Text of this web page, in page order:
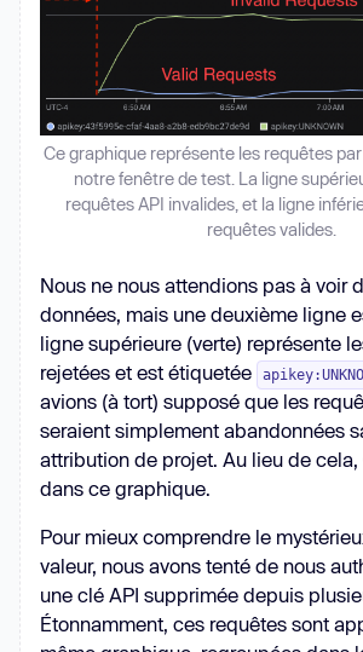
Ce graphique représente les requêtes
notre fenêtre de test. La ligne
requêtes API invalides, et la ligne
requêtes valides.
Nous ne nous attendions pas à voir
données, mais une deuxième ligne
ligne supérieure (verte) représente
rejetées et est étiquetée
avions (à tort) supposé que les
seraient simplement abandonnées
attribution de projet. Au lieu de cela,
dans ce graphique.
Pour mieux comprendre le
valeur, nous avons tenté de nous
une clé API supprimée depuis
Étonnamment, ces requêtes sont